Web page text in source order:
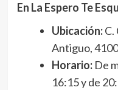
En La Espero Te
Ubicación:C.
Antiguo,
Horario:De
16:15 y de